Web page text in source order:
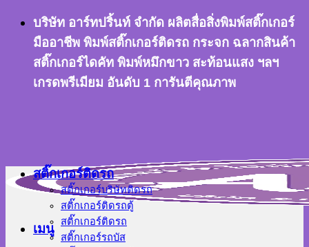
ข้าม
เนื้อหา
บริษัท อาร์ทปริ้นท์ จำกัด ผลิตสื่อสิ่งพิมพ์สติ๊กเกอร์
มืออาชีพ พิมพ์สติ๊กเกอร์ติดรถ กระจก ฉลากสินค้า
สติ๊กเกอร์ไดคัท พิมพ์หมึกขาว สะท้อนแสง ฯลฯ
เกรดพรีเมียม อันดับ 1 การันตีคุณภาพ
เมนู
สติ๊กเกอร์ติดรถ
สติ๊กเกอร์บริษัทติดรถ
สติ๊กเกอร์ติดรถตู้
สติ๊กเกอร์ติดรถ
สติ๊กเกอร์รถบัส